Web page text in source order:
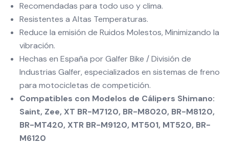
Recomendadas para todo uso y clima.
Resistentes a Altas Temperaturas.
Reduce la emisión de Ruidos Molestos, Minimizando la
vibración.
Hechas en España por Galfer Bike / División de
Industrias Galfer, especializados en sistemas de freno
para motocicletas de competición.
Compatibles con Modelos de Cálipers Shimano:
Saint, Zee, XT BR-M7120, BR-M8020, BR-M8120,
BR-MT420, XTR BR-M9120, MT501, MT520, BR-
M6120